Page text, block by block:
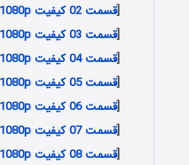
[قسمت 02 کیفیت 1080p
[قسمت 03 کیفیت 1080p
[قسمت 04 کیفیت 1080p
[قسمت 05 کیفیت 1080p
[قسمت 06 کیفیت 1080p
[قسمت 07 کیفیت 1080p
[قسمت 08 کیفیت 1080p